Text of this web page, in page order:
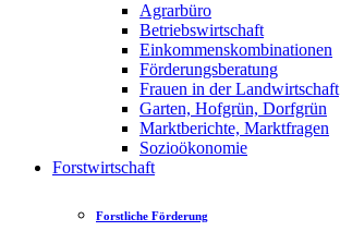
Agrarbüro
Betriebswirtschaft
Einkommenskombinationen
Förderungsberatung
Frauen in der Landwirtschaft
Garten, Hofgrün, Dorfgrün
Marktberichte, Marktfragen
Sozioökonomie
Forstwirtschaft
Forstliche Förderung